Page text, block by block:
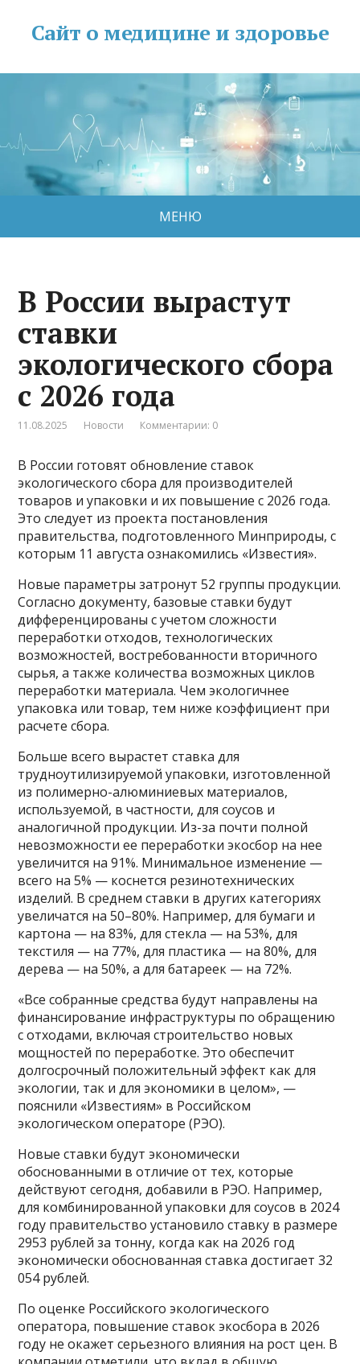
Сайт о медицине и здоровье
МЕНЮ
В России вырастут
ставки
экологического сбора
с 2026 года
11.08.2025 Новости Комментарии: 0
В России готовят обновление ставок
экологического сбора для производителей
товаров и упаковки и их повышение с 2026 года.
Это следует из проекта постановления
правительства, подготовленного Минприроды, с
которым 11 августа ознакомились «Известия».
Новые параметры затронут 52 группы продукции.
Согласно документу, базовые ставки будут
дифференцированы с учетом сложности
переработки отходов, технологических
возможностей, востребованности вторичного
сырья, а также количества возможных циклов
переработки материала. Чем экологичнее
упаковка или товар, тем ниже коэффициент при
расчете сбора.
Больше всего вырастет ставка для
трудноутилизируемой упаковки, изготовленной
из полимерно-алюминиевых материалов,
используемой, в частности, для соусов и
аналогичной продукции. Из-за почти полной
невозможности ее переработки экосбор на нее
увеличится на 91%. Минимальное изменение —
всего на 5% — коснется резинотехнических
изделий. В среднем ставки в других категориях
увеличатся на 50–80%. Например, для бумаги и
картона — на 83%, для стекла — на 53%, для
текстиля — на 77%, для пластика — на 80%, для
дерева — на 50%, а для батареек — на 72%.
«Все собранные средства будут направлены на
финансирование инфраструктуры по обращению
с отходами, включая строительство новых
мощностей по переработке. Это обеспечит
долгосрочный положительный эффект как для
экологии, так и для экономики в целом», —
пояснили «Известиям» в Российском
экологическом операторе (РЭО).
Новые ставки будут экономически
обоснованными в отличие от тех, которые
действуют сегодня, добавили в РЭО. Например,
для комбинированной упаковки для соусов в 2024
году правительство установило ставку в размере
2953 рублей за тонну, когда как на 2026 год
экономически обоснованная ставка достигает 32
054 рублей.
По оценке Российского экологического
оператора, повышение ставок экосбора в 2026
году не окажет серьезного влияния на рост цен. В